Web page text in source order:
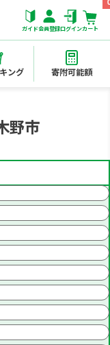
ガイド会員登録ログインカート
ング 寄附可能額
野市